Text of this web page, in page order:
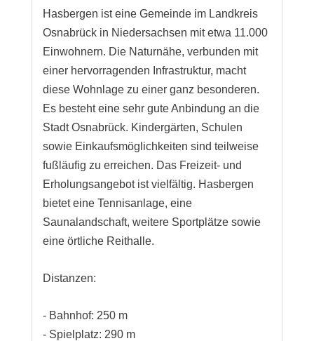
Hasbergen ist eine Gemeinde im Landkreis
Osnabrück in Niedersachsen mit etwa 11.000
Einwohnern. Die Naturnähe, verbunden mit
einer hervorragenden Infrastruktur, macht
diese Wohnlage zu einer ganz besonderen.
Es besteht eine sehr gute Anbindung an die
Stadt Osnabrück. Kindergärten, Schulen
sowie Einkaufsmöglichkeiten sind teilweise
fußläufig zu erreichen. Das Freizeit- und
Erholungsangebot ist vielfältig. Hasbergen
bietet eine Tennisanlage, eine
Saunalandschaft, weitere Sportplätze sowie
eine örtliche Reithalle.
Distanzen:
- Bahnhof: 250 m
- Spielplatz: 290 m